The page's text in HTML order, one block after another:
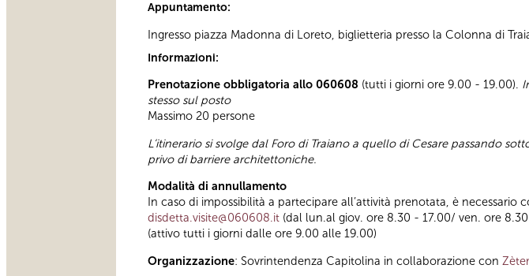
Appuntamento:
Ingresso piazza Madonna di Loreto, biglietteria presso la Colonna di
Informazioni:
Prenotazione obbligatoria allo 060608 (tutti i giorni ore 9.00 - 19.00).
stesso sul posto
Massimo 20 persone
L’itinerario si svolge dal Foro di Traiano a quello di Cesare passando
privo di barriere architettoniche.
Modalità di annullamento
In caso di impossibilità a partecipare all’attività prenotata, è
disdetta.visite@060608.it (dal lun.al giov. ore 8.30 - 17.00/ ven. ore
(attivo tutti i giorni dalle ore 9.00 alle 19.00)
Organizzazione: Sovrintendenza Capitolina in collaborazione con